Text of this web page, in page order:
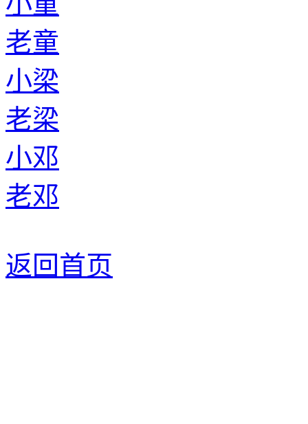
老童
小梁
老梁
小邓
老邓
返回首页